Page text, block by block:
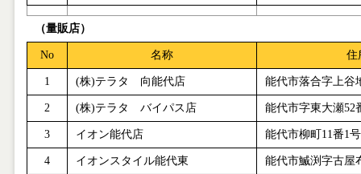
（量販店）
No 名称 住
1 (株)テラタ 向能代店 能代市落合字上谷
2 (株)テラタ バイパス店 能代市字東大瀬52
3 イオン能代店 能代市柳町 11番1号
4 イオンスタイル能代東 能代市鰄渕字古屋